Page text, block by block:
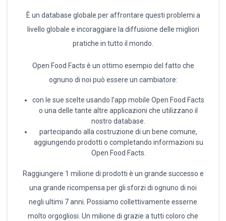
È un database globale per affrontare questi problemi a
livello globale e incoraggiare la diffusione delle migliori
pratiche in tutto il mondo.
Open Food Facts è un ottimo esempio del fatto che
ognuno di noi può essere un cambiatore:
con le sue scelte usando l’app mobile Open Food Facts
o una delle tante altre applicazioni che utilizzano il
nostro database.
partecipando alla costruzione di un bene comune,
aggiungendo prodotti o completando informazioni su
Open Food Facts.
Raggiungere 1 milione di prodotti è un grande successo e
una grande ricompensa per gli sforzi di ognuno di noi
negli ultimi 7 anni. Possiamo collettivamente esserne
molto orgogliosi. Un milione di grazie a tutti coloro che